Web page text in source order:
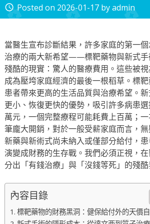
access_time Posted on 2026-01-17 byadmin
當醫生宣布診斷結果，許多家庭的第一
治療的兩大新希望——標靶藥物與新式手
殘酷的現實：驚人的醫療費用。這些被
成為壓垮家庭經濟的最後一根稻草。標
患者帶來更高的生活品質與治療希望。
更小、恢復更快的優勢，吸引許多病患
萬元，一個完整療程可能耗費上百萬；
筆龐大開銷，對於一般受薪家庭而言，
新藥與新術式尚未納入或僅部分給付，
演變成財務的生存戰。我們必須正視，
分出「有錢治療」與「沒錢等死」的殘酷
內容目錄
標靶藥物的財務黑洞：健保給付外的天價